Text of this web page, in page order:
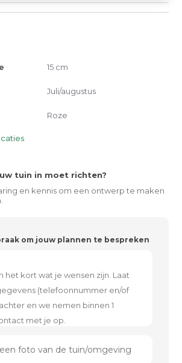
15 cm
Juli/augustus
Roze
tuin in moet richten?
en kennis om een ontwerp te maken
om jouw plannen te bespreken
foto van de tuin/omgeving